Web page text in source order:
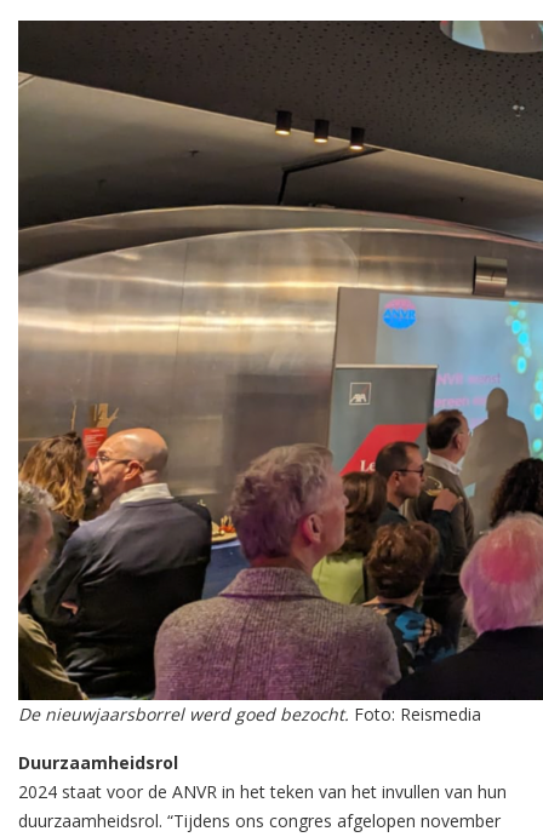
De nieuwjaarsborrel werd goed bezocht. Foto: Reismedia
Duurzaamheidsrol
2024 staat voor de ANVR in het teken van het invullen van hun
duurzaamheidsrol. “Tijdens ons congres afgelopen november